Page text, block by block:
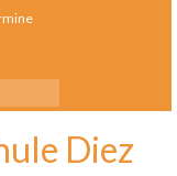
Diez